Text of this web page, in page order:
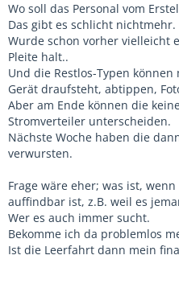
Wo soll das Personal vom
Das gibt es schlicht nichtmehr.
Wurde schon vorher vielleicht
Pleite halt..
Und die Restlos-Typen
Gerät draufsteht, abtippen,
Aber am Ende können die
Stromverteiler unterscheiden.
Nächste Woche haben die
verwursten.
Frage wäre eher; was ist,
auffindbar ist, z.B. weil es
Wer es auch immer sucht.
Bekomme ich da problemlos
Ist die Leerfahrt dann mein